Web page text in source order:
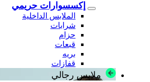
إكسسوارات حريمي
الملابس الداخلية
شرابات
حزام
قبعات
بريه
قفازات
ملابس رجالي